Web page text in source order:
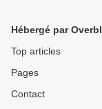
Hébergé par
Top articles
Pages
Contact